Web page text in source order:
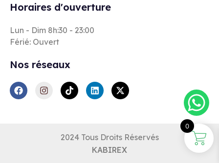
Horaires d'ouverture
Lun - Dim 8h:30 - 23:00
Férié: Ouvert
Nos réseaux
2024 Tous Droits Réservés
KABIREX
0